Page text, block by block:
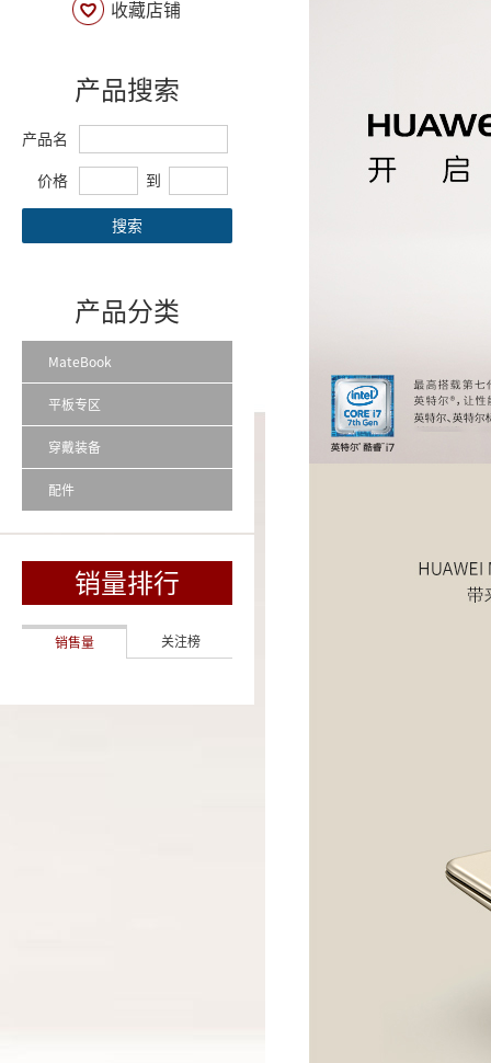
收藏店铺
产品搜索
产品名
价格 到
搜索
产品分类
MateBook
平板专区
穿戴装备
配件
销量排行
销售量 关注榜